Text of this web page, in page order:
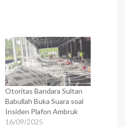
Otoritas Bandara Sultan
Babullah Buka Suara soal
Insiden Plafon Ambruk
16/09/2025